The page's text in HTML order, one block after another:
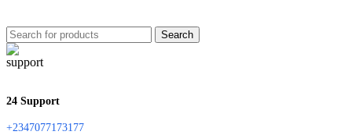
Search
24 Support
+2347077173177